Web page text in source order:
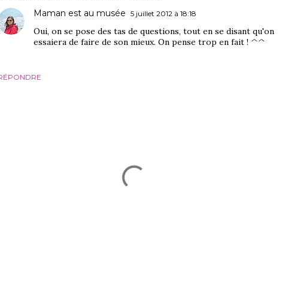
Maman est au musée 5 juillet 2012 à 18:18
Oui, on se pose des tas de questions, tout en se disant qu'on
essaiera de faire de son mieux. On pense trop en fait ! ^^